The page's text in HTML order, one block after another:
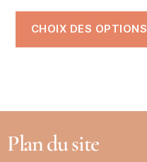
CHOIX DES OPTIONS
Plan du site